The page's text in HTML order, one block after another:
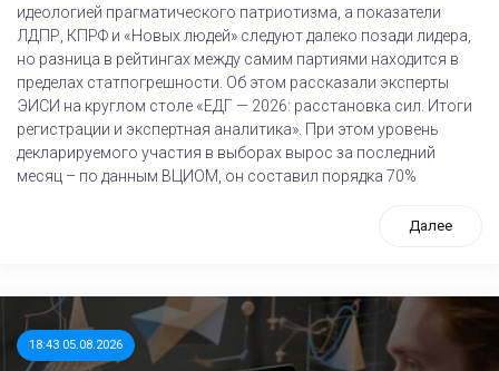
идеологией прагматического патриотизма, а показатели
ЛДПР, КПРФ и «Новых людей» следуют далеко позади лидера,
но разница в рейтингах между самим партиями находится в
пределах статпогрешности. Об этом рассказали эксперты
ЭИСИ на круглом столе «ЕДГ — 2026: расстановка сил. Итоги
регистрации и экспертная аналитика». При этом уровень
декларируемого участия в выборах вырос за последний
месяц – по данным ВЦИОМ, он составил порядка 70%
Далее
18:43 05.08.2026